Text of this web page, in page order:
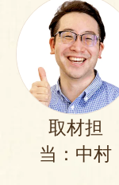
取材担
当：中村